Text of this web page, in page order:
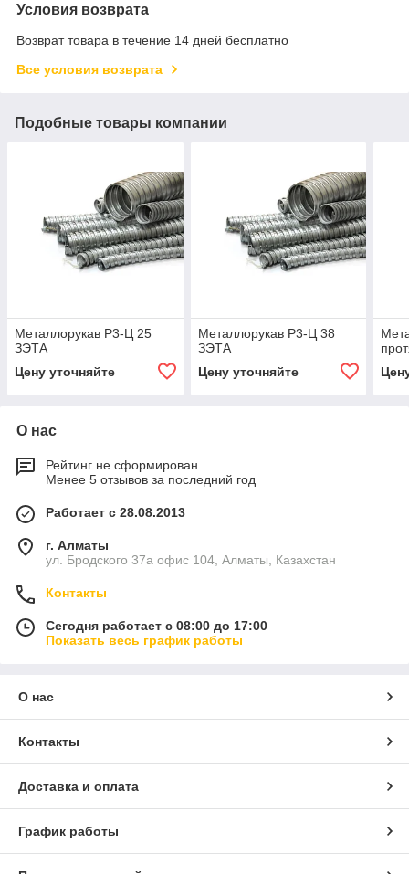
Условия возврата
Возврат товара в течение 14 дней бесплатно
Все условия возврата
Подобные товары компании
Металлорукав Р3-Ц 25
ЗЭТА
Цену уточняйте
Металлорукав Р3-Ц 38
ЗЭТА
Цену уточняйте
О нас
Рейтинг не сформирован
Менее 5 отзывов за последний год
Работает с 28.08.2013
г. Алматы
ул. Бродского 37а офис 104, Алматы, Казахстан
Контакты
Сегодня работает с 08:00 до 17:00
Показать весь график работы
О нас
Контакты
Доставка и оплата
График работы